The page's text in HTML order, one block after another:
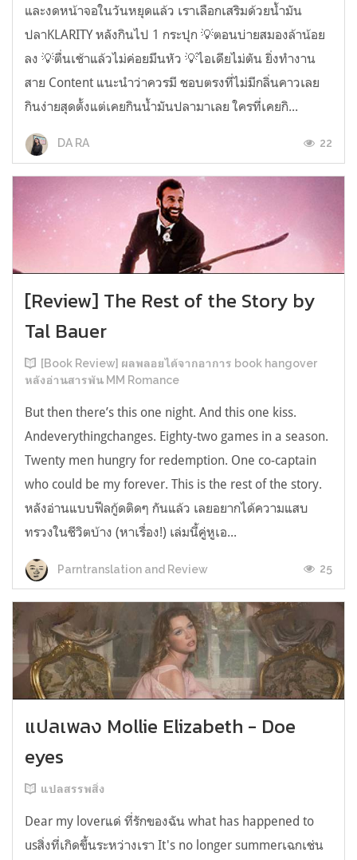
และงดหน้าจอในวันหยุดแล้ว เราเลือกเสริมด้วยน้ำมัน
ปลาKLARITY หลังกินไป 1 กระปุก 💡ตอนบ่ายสมองล้าน้อย
ลง 💡ตื่นเช้าแล้วไม่ค่อยมึนหัว 💡ไอเดียไม่ตัน ยิ่งทำงาน
สาย Content แนะนำว่าควรมี ชอบตรงที่ไม่มีกลิ่นคาวเลย
กินง่ายสุดตั้งแต่เคยกินน้ำมันปลามาเลย ใครที่เคยกิ...
DA RA 22
[Review] The Rest of the Story by
Tal Bauer
[Book Review] ผลพลอยได้จากอาการ book hangover
หลังอ่านสารพัน MM Romance
But then there’s this one night. And this one kiss.
Andeverythingchanges. Eighty-two games in a season.
Twenty men hungry for redemption. One co-captain
who could be my forever. This is the rest of the story.
หลังอ่านแบบฟีลกู้ดติดๆ กันแล้ว เลยอยากได้ความแสบ
ทรวงในชีวิตบ้าง (หาเรื่อง!) เล่มนี้คู่หูเอ...
Parntranslation and Review 25
แปลเพลง Mollie Elizabeth - Doe
eyes
แปลสรรพสิ่ง
Dear my loverแด่ ที่รักของฉัน what has happened to
usสิ่งที่เกิดขึ้นระหว่างเรา It's no longer summerเฉกเช่น